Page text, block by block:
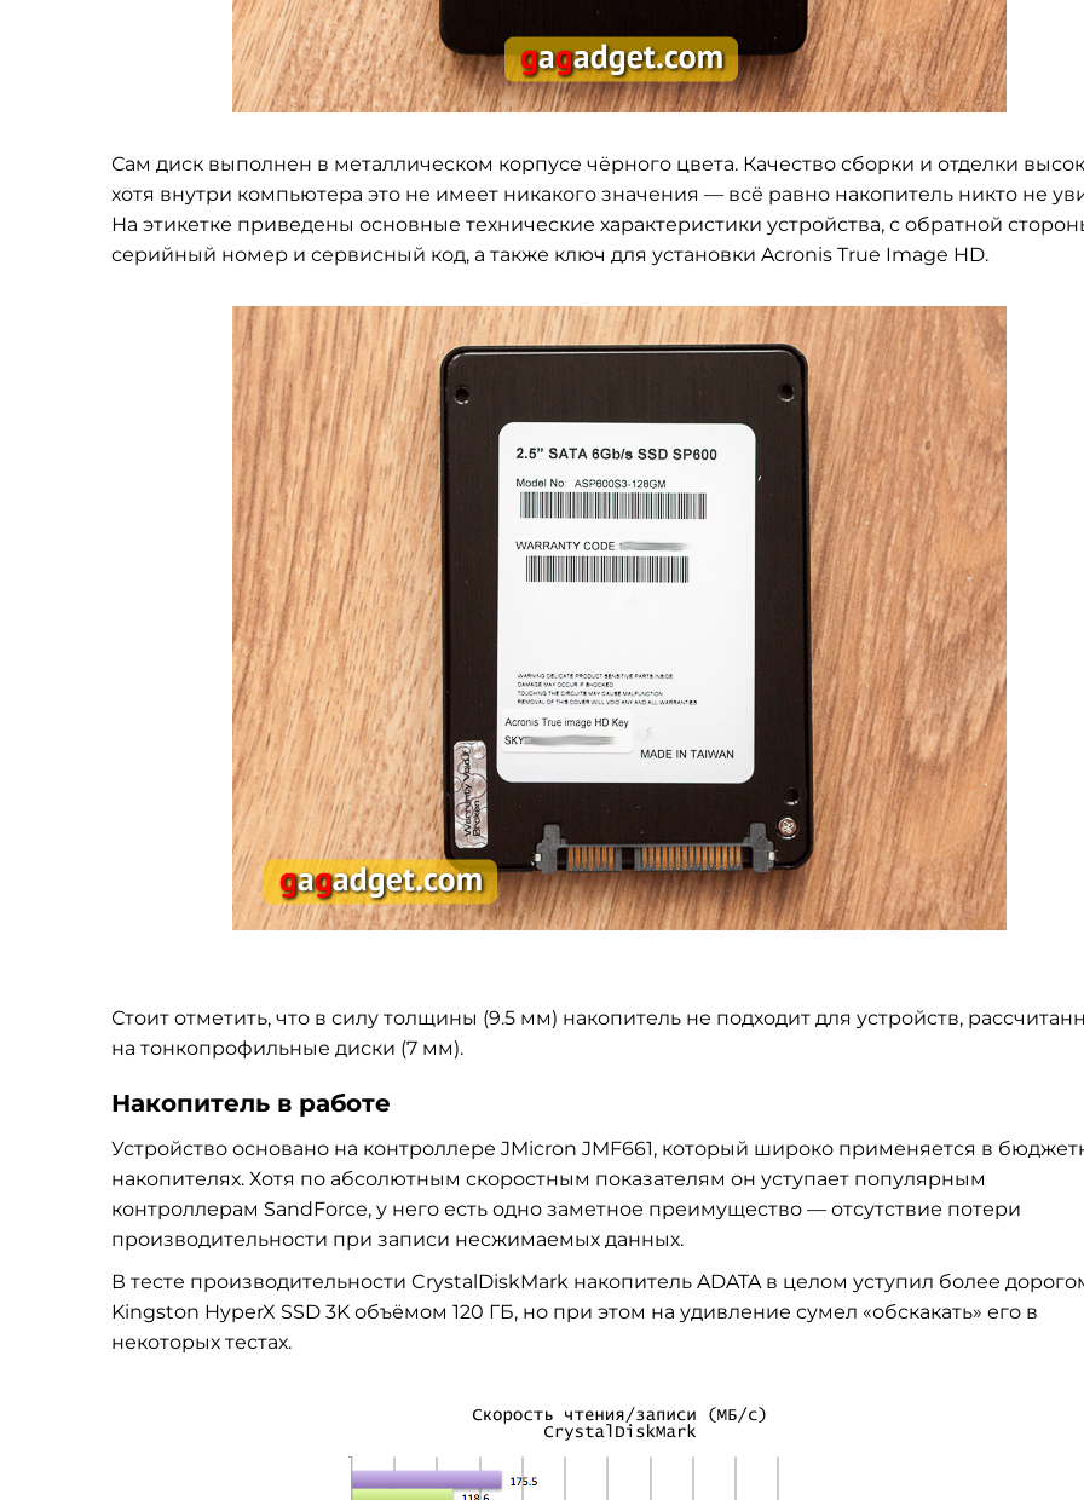
Сам диск выполнен в металлическом корпусе чёрного цвета. Качество сборки и отделки
хотя внутри компьютера это не имеет никакого значения — всё равно накопитель никто не
На этикетке приведены основные технические характеристики устройства, с обратной
серийный номер и сервисный код, а также ключ для установки Acronis True Image HD.
Стоит отметить, что в силу толщины (9.5 мм) накопитель не подходит для устройств,
на тонкопрофильные диски (7 мм).
Накопитель в работе
Устройство основано на контроллере JMicron JMF661, который широко применяется в
накопителях. Хотя по абсолютным скоростным показателям он уступает популярным
контроллерам SandForce, у него есть одно заметное преимущество — отсутствие потери
производительности при записи несжимаемых данных.
В тесте производительности CrystalDiskMark накопитель ADATA в целом уступил более
Kingston HyperX SSD 3K объёмом 120 ГБ, но при этом на удивление сумел «обскакать» его в
некоторых тестах.